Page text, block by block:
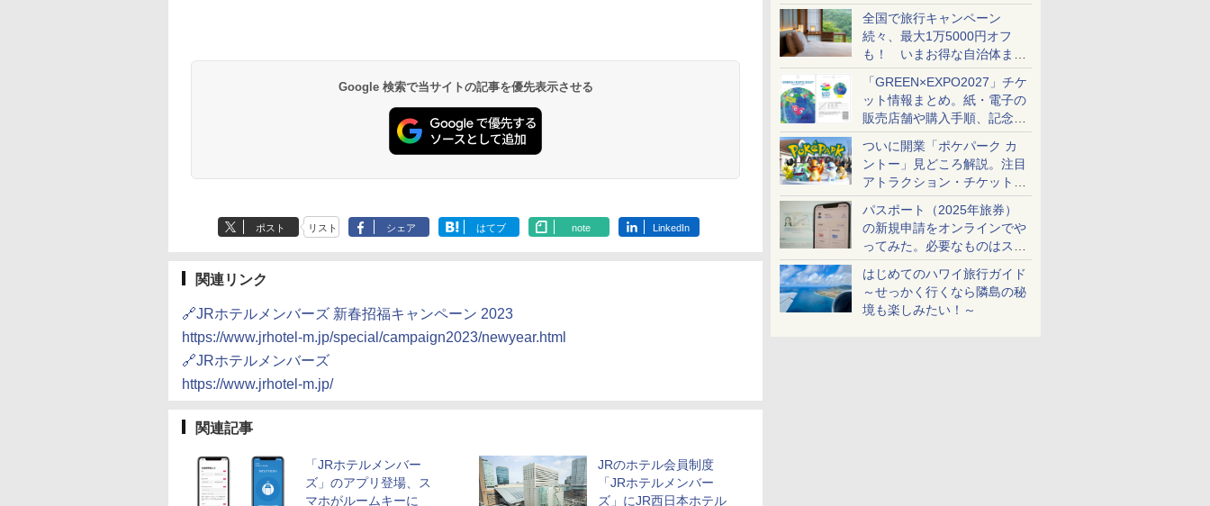
ど大型イベント目白押し！
全国で旅行キャンペーン
続々、最大1万5000円オフ
も！ いまお得な自治体まと
め
「GREEN×EXPO2027」チケ
ット情報まとめ。紙・電子の
販売店舗や購入手順、記念チ
ケットも解説
ついに開業「ポケパーク カ
ントー」見どころ解説。注目
アトラクション・チケット手
配・来場前に必要な準備は？
パスポート（2025年旅券）
の新規申請をオンラインでや
ってみた。必要なものはスマ
ホとマイナカードのみ
はじめてのハワイ旅行ガイド
～せっかく行くなら隣島の秘
境も楽しみたい！～
10,450円～
19,541円～
7,950円～
5,758円～
Google 検索で当サイトの記事を優先表示させる
ポスト リスト シェア はてブ note LinkedIn
関連リンク
🔗JRホテルメンバーズ 新春招福キャンペーン 2023
https://www.jrhotel-m.jp/special/campaign2023/newyear.html
🔗JRホテルメンバーズ
https://www.jrhotel-m.jp/
関連記事
「JRホテルメンバー
ズ」のアプリ登場、ス
マホがルームキーに
JRのホテル会員制度
「JRホテルメンバー
ズ」にJR西日本ホテル